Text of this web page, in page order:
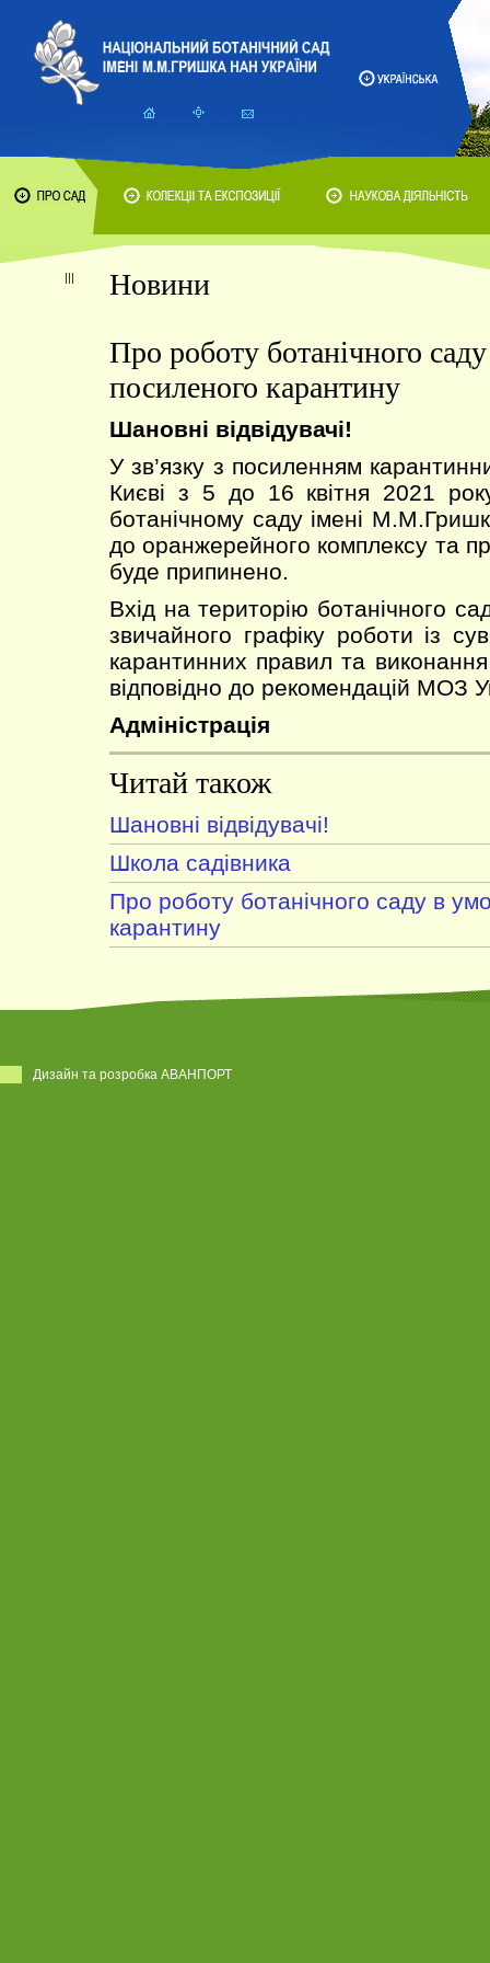
Новини
Про роботу ботанічного
посиленого карантину
Шановні відвідувачі!
У зв’язку з посиленням
Києві з 5 до 16 квітня 2021
ботанічному саду імені
до оранжерейного комплексу та
буде припинено.
Вхід на територію ботанічного
звичайного графіку роботи із
карантинних правил та виконання
відповідно до рекомендацій МОЗ
Адміністрація
Читай також
Шановні відвідувачі!
Школа садівника
Про роботу ботанічного саду в
карантину
Дизайн та розробка АВАНПОРТ